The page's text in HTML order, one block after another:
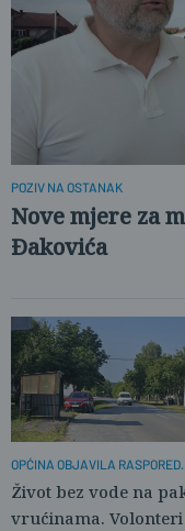
POZIV NA OSTANAK
Nove mjere za
Đakovića
OPĆINA OBJAVILA RASPORED
BESPLATNE OPSKRBE
Život bez vode na
vrućinama. Volonteri